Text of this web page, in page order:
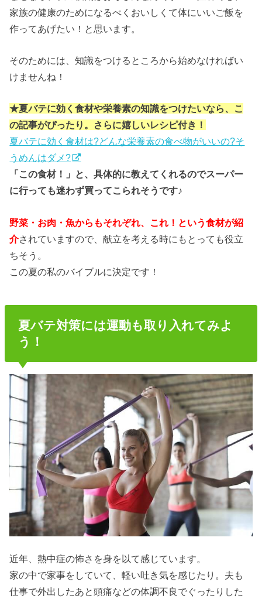
家族の健康のためになるべくおいしくて体にいいご飯を
作ってあげたい！と思います。
そのためには、知識をつけるところから始めなければい
けませんね！
★夏バテに効く食材や栄養素の知識をつけたいなら、こ
の記事がぴったり。さらに嬉しいレシピ付き！
夏バテに効く食材は?どんな栄養素の食べ物がいいの?そ
うめんはダメ?
「この食材！」と、具体的に教えてくれるのでスーパー
に行っても迷わず買ってこられそうです♪
野菜・お肉・魚からもそれぞれ、これ！という食材が紹
介されていますので、献立を考える時にもとっても役立
ちそう。
この夏の私のバイブルに決定です！
夏バテ対策には運動も取り入れてみよ
う！
近年、熱中症の怖さを身を以て感じています。
家の中で家事をしていて、軽い吐き気を感じたり。夫も
仕事で外出したあと頭痛などの体調不良でぐったりした